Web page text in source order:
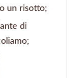
un risotto;
di